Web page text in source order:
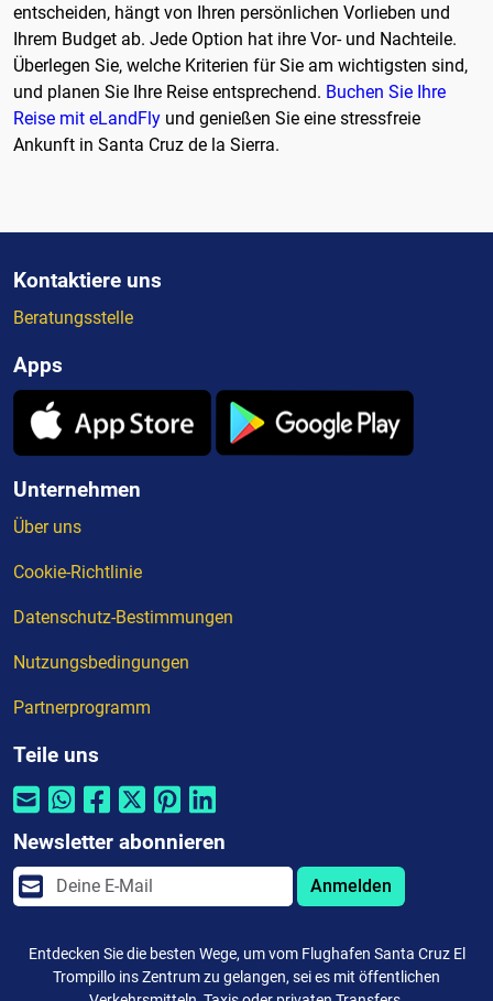
entscheiden, hängt von Ihren persönlichen Vorlieben und
Ihrem Budget ab. Jede Option hat ihre Vor- und Nachteile.
Überlegen Sie, welche Kriterien für Sie am wichtigsten sind,
und planen Sie Ihre Reise entsprechend. Buchen Sie Ihre
Reise mit eLandFly und genießen Sie eine stressfreie
Ankunft in Santa Cruz de la Sierra.
Kontaktiere uns
Beratungsstelle
Apps
Unternehmen
Über uns
Cookie-Richtlinie
Datenschutz-Bestimmungen
Nutzungsbedingungen
Partnerprogramm
Teile uns
Newsletter abonnieren
Anmelden
Entdecken Sie die besten Wege, um vom Flughafen Santa Cruz El
Trompillo ins Zentrum zu gelangen, sei es mit öffentlichen